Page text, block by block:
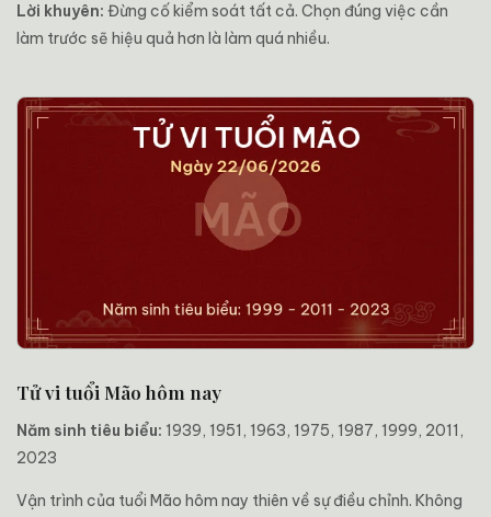
Lời khuyên: Đừng cố kiểm soát tất cả. Chọn đúng việc cần
làm trước sẽ hiệu quả hơn là làm quá nhiều.
Tử vi tuổi Mão hôm nay
Năm sinh tiêu biểu: 1939, 1951, 1963, 1975, 1987, 1999, 2011,
2023
Vận trình của tuổi Mão hôm nay thiên về sự điều chỉnh. Không